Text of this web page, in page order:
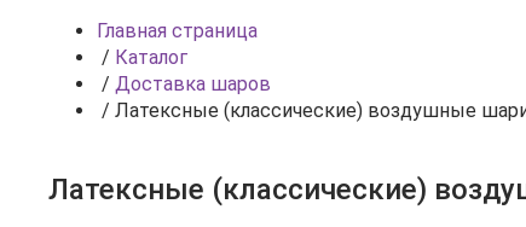
Главная страница
/ Каталог
/ Доставка шаров
/ Латексные (классические) воздушные
Латексные (классические)